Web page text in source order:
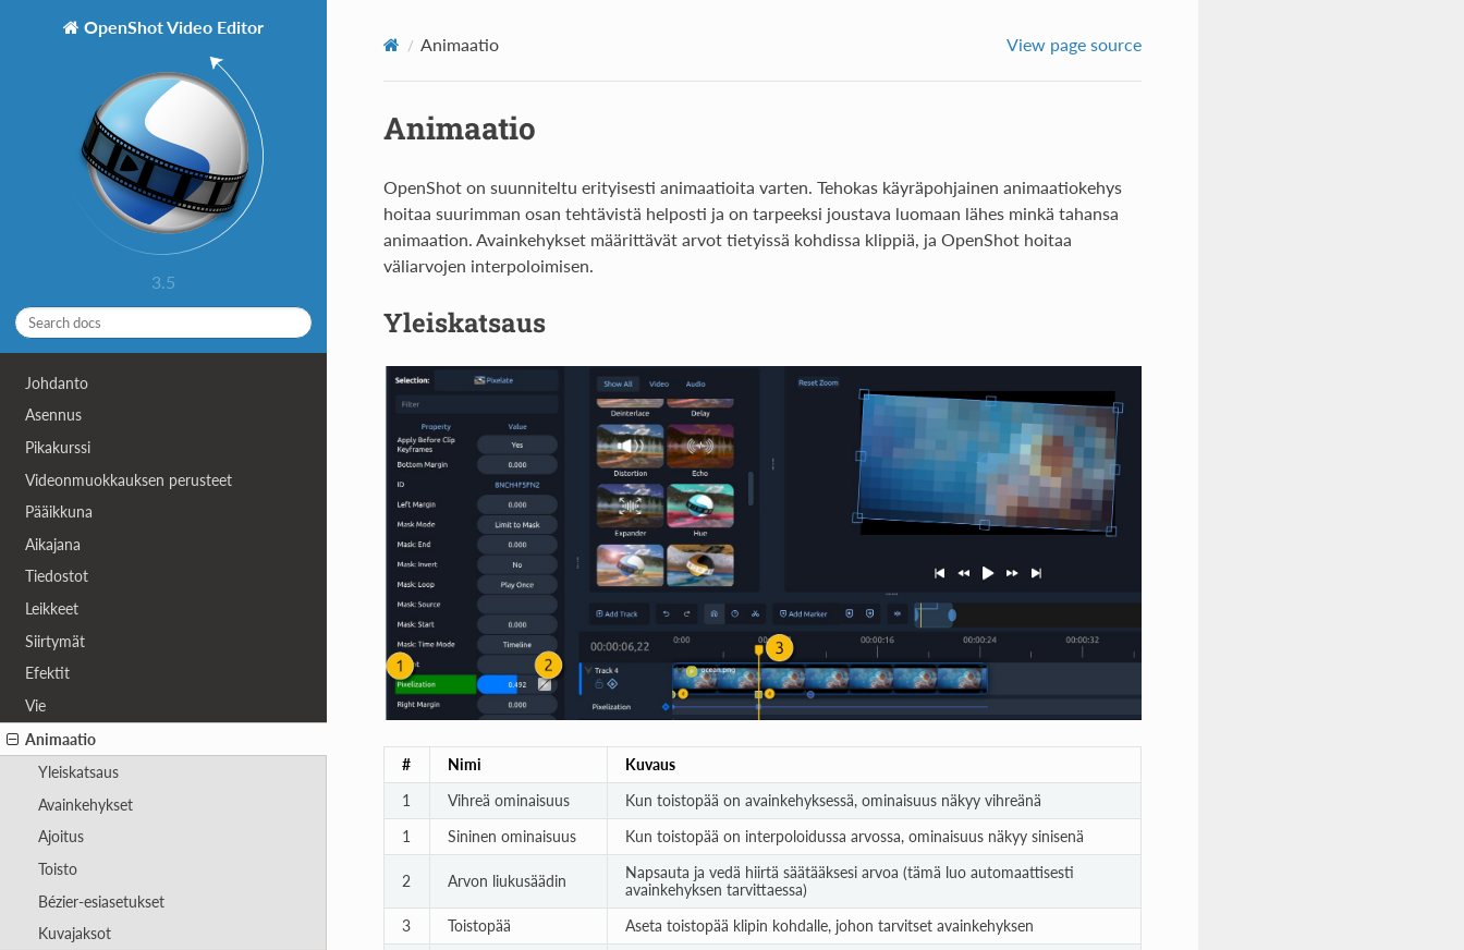
OpenShot Video Editor
3.5
Johdanto
Asennus
Pikakurssi
Videonmuokkauksen perusteet
Pääikkuna
Aikajana
Tiedostot
Leikkeet
Siirtymät
Efektit
Vie
Animaatio
Yleiskatsaus
Avainkehykset
Ajoitus
Toisto
Bézier-esiasetukset
Kuvajaksot
Animaatio View page source
Animaatio
OpenShot on suunniteltu erityisesti animaatioita varten. Tehokas käyräpohjainen animaatiokehys
hoitaa suurimman osan tehtävistä helposti ja on tarpeeksi joustava luomaan lähes minkä tahansa
animaation. Avainkehykset määrittävät arvot tietyissä kohdissa klippiä, ja OpenShot hoitaa
väliarvojen interpoloimisen.
Yleiskatsaus
# Nimi
Kuvaus
1
Vihreä ominaisuus
Kun toistopää on avainkehyksessä, ominaisuus näkyy vihreänä
1
Sininen ominaisuus Kun toistopää on interpoloidussa arvossa, ominaisuus näkyy sinisenä
2 Arvon liukusäädin
Napsauta ja vedä hiirtä säätääksesi arvoa (tämä luo automaattisesti
avainkehyksen tarvittaessa)
3
Toistopää Aseta toistopää klipin kohdalle, johon tarvitset avainkehyksen